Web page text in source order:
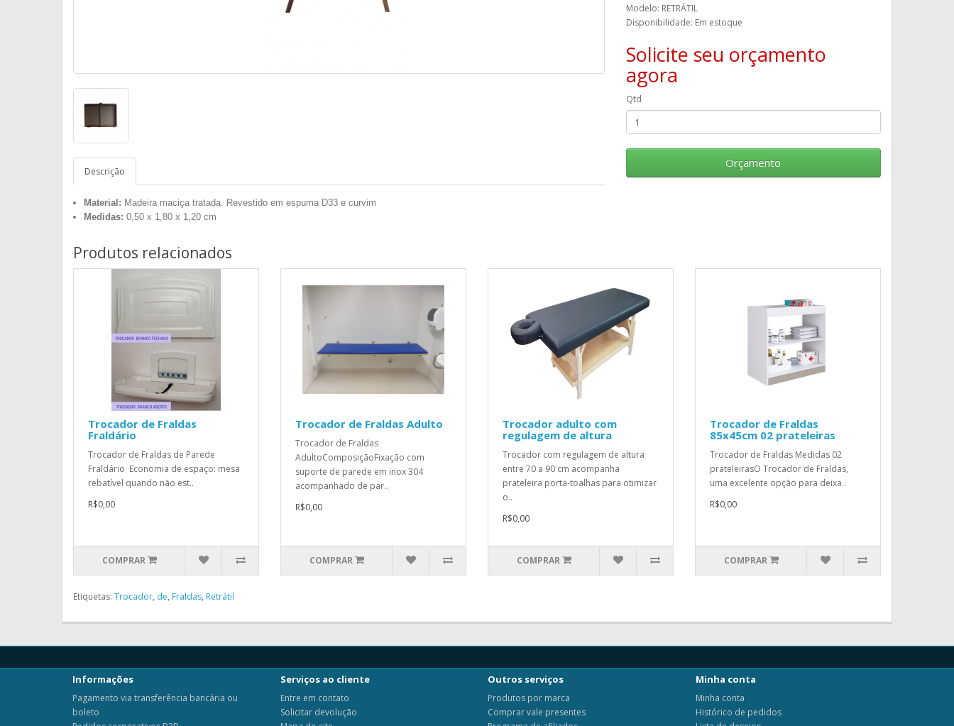
Descrição
Material: Madeira maciça tratada. Revestido em espuma D33 e curvim
Medidas: 0,50 x 1,80 x 1,20 cm
Modelo: RETRÁTIL
Disponibilidade: Em estoque
Solicite seu orçamento
agora
Qtd
Orçamento
Produtos relacionados
Trocador de Fraldas
Fraldário
Trocador de Fraldas de Parede
Fraldário Economia de espaço: mesa
rebatível quando não est..
R$0,00
COMPRAR
Trocador de Fraldas Adulto
Trocador de Fraldas
AdultoComposiçãoFixação com
suporte de parede em inox 304
acompanhado de par..
R$0,00
COMPRAR
Trocador adulto com
regulagem de altura
Trocador com regulagem de altura
entre 70 a 90 cm acompanha
prateleira porta-toalhas para otimizar
o..
R$0,00
COMPRAR
Trocador de Fraldas
85x45cm 02 prateleiras
Trocador de Fraldas Medidas 02
prateleirasO Trocador de Fraldas,
uma excelente opção para deixa..
R$0,00
COMPRAR
Etiquetas: Trocador, de, Fraldas, Retrátil
Informações
Pagamento via transferência bancária ou
boleto
Serviços ao cliente
Entre em contato
Solicitar devolução
Outros serviços
Produtos por marca
Comprar vale presentes
Minha conta
Minha conta
Histórico de pedidos